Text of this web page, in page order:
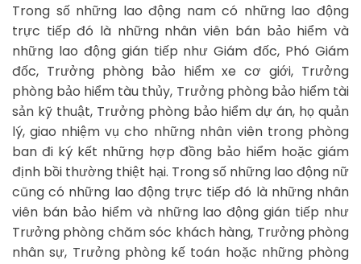
Trong số những lao động nam có những lao động
trực tiếp đó là những nhân viên bán bảo hiểm và
những lao động gián tiếp như Giám đốc, Phó Giám
đốc, Trưởng phòng bảo hiểm xe cơ giới, Trưởng
phòng bảo hiểm tàu thủy, Trưởng phòng bảo hiểm tài
sản kỹ thuật, Trưởng phòng bảo hiểm dự án, họ quản
lý, giao nhiệm vụ cho những nhân viên trong phòng
ban đi ký kết những hợp đồng bảo hiểm hoặc giám
định bồi thường thiệt hại. Trong số những lao động nữ
cũng có những lao động trực tiếp đó là những nhân
viên bán bảo hiểm và những lao động gián tiếp như
Trưởng phòng chăm sóc khách hàng, Trưởng phòng
nhân sự, Trưởng phòng kế toán hoặc những phòng